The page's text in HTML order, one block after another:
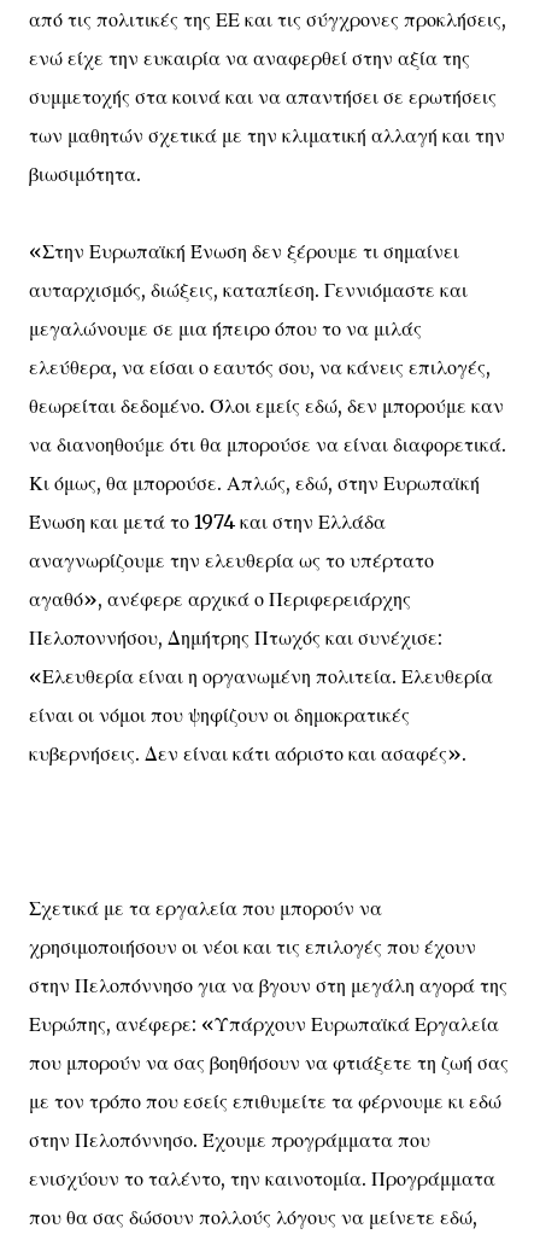
από τις πολιτικές της ΕΕ και τις σύγχρονες προκλήσεις,
ενώ είχε την ευκαιρία να αναφερθεί στην αξία της
συμμετοχής στα κοινά και να απαντήσει σε ερωτήσεις
των μαθητών σχετικά με την κλιματική αλλαγή και την
βιωσιμότητα.
«Στην Ευρωπαϊκή Ένωση δεν ξέρουμε τι σημαίνει
αυταρχισμός, διώξεις, καταπίεση. Γεννιόμαστε και
μεγαλώνουμε σε μια ήπειρο όπου το να μιλάς
ελεύθερα, να είσαι ο εαυτός σου, να κάνεις επιλογές,
θεωρείται δεδομένο. Όλοι εμείς εδώ, δεν μπορούμε καν
να διανοηθούμε ότι θα μπορούσε να είναι διαφορετικά.
Κι όμως, θα μπορούσε. Απλώς, εδώ, στην Ευρωπαϊκή
Ένωση και μετά το 1974 και στην Ελλάδα
αναγνωρίζουμε την ελευθερία ως το υπέρτατο
αγαθό», ανέφερε αρχικά ο Περιφερειάρχης
Πελοποννήσου, Δημήτρης Πτωχός και συνέχισε:
«Ελευθερία είναι η οργανωμένη πολιτεία. Ελευθερία
είναι οι νόμοι που ψηφίζουν οι δημοκρατικές
κυβερνήσεις. Δεν είναι κάτι αόριστο και ασαφές».
Σχετικά με τα εργαλεία που μπορούν να
χρησιμοποιήσουν οι νέοι και τις επιλογές που έχουν
στην Πελοπόννησο για να βγουν στη μεγάλη αγορά της
Ευρώπης, ανέφερε: «Υπάρχουν Ευρωπαϊκά Εργαλεία
που μπορούν να σας βοηθήσουν να φτιάξετε τη ζωή σας
με τον τρόπο που εσείς επιθυμείτε τα φέρνουμε κι εδώ
στην Πελοπόννησο. Έχουμε προγράμματα που
ενισχύουν το ταλέντο, την καινοτομία. Προγράμματα
που θα σας δώσουν πολλούς λόγους να μείνετε εδώ,